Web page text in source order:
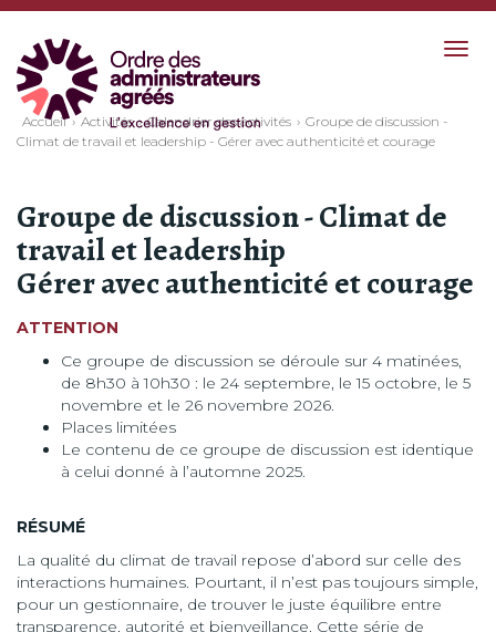
Accueil Activités Calendrier des activités
Groupe de discussion -
Climat de travail et leadership - Gérer avec authenticité et courage
Groupe de discussion - Climat de
travail et leadership
Gérer avec authenticité et courage
ATTENTION
Ce groupe de discussion se déroule sur 4 matinées,
de 8h30 à 10h30 : le 24 septembre, le 15 octobre, le 5
novembre et le 26 novembre 2026.
Places limitées
Le contenu de ce groupe de discussion est identique
à celui donné à l’automne 2025.
RÉSUMÉ
La qualité du climat de travail repose d’abord sur celle des
interactions humaines. Pourtant, il n’est pas toujours simple,
pour un gestionnaire, de trouver le juste équilibre entre
transparence, autorité et bienveillance. Cette série de